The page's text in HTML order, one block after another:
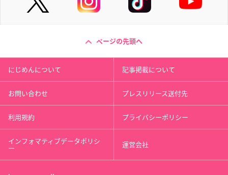
ページの先頭へ
にじめんについて 記事掲載について
お問い合わせ プレスリリース送付先
利用規約 プライバシーポリシー
インフォマティブデータポリシ
ー 運営会社